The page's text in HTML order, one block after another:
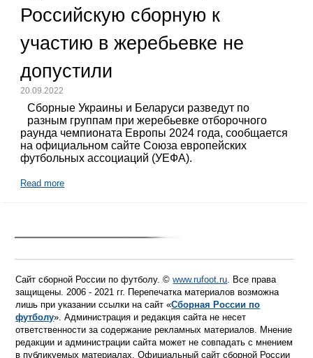
Российскую сборную к
участию в жеребьевке не
допустили
20.09.2022
Сборные Украины и Беларуси разведут по
разным группам при жеребьевке отборочного
раунда чемпионата Европы 2024 года, сообщается
на официальном сайте Союза европейских
футбольных ассоциаций (УЕФА).
Read more
Сайт сборной России по футболу. ©www.rufoot.ru. Все права
защищены. 2006 - 2021 гг. Перепечатка материалов возможна
лишь при указании ссылки на сайт «Сборная России по
футболу». Администрация и редакция сайта не несет
ответственности за содержание рекламных материалов. Мнение
редакции и администрации сайта может не совпадать с мнением
в публикуемых материалах. Официальный сайт сборной России